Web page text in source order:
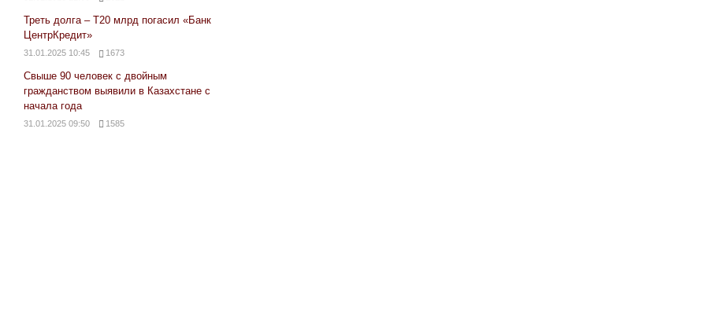
Треть долга – Т20 млрд погасил «Банк
ЦентрКредит»
31.01.2025 10:45 1673
Свыше 90 человек с двойным
гражданством выявили в Казахстане с
начала года
31.01.2025 09:50 1585